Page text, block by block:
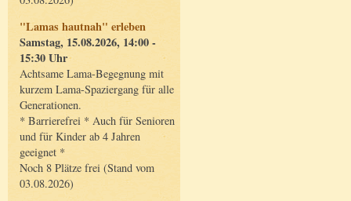
"Lamas hautnah" erleben
Samstag, 15.08.2026, 14:00 -
15:30 Uhr
Achtsame Lama-Begegnung mit
kurzem Lama-Spaziergang für alle
Generationen.
* Barrierefrei * Auch für Senioren
und für Kinder ab 4 Jahren
geeignet *
Noch 8 Plätze frei (Stand vom
03.08.2026)